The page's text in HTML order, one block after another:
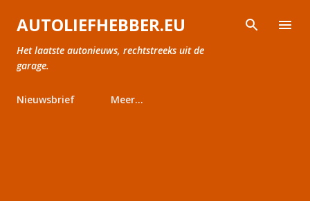
Doorgaan naar hoofdcontent
AUTOLIEFHEBBER.EU
Het laatste autonieuws, rechtstreeks uit de
garage.
Nieuwsbrief Meer…